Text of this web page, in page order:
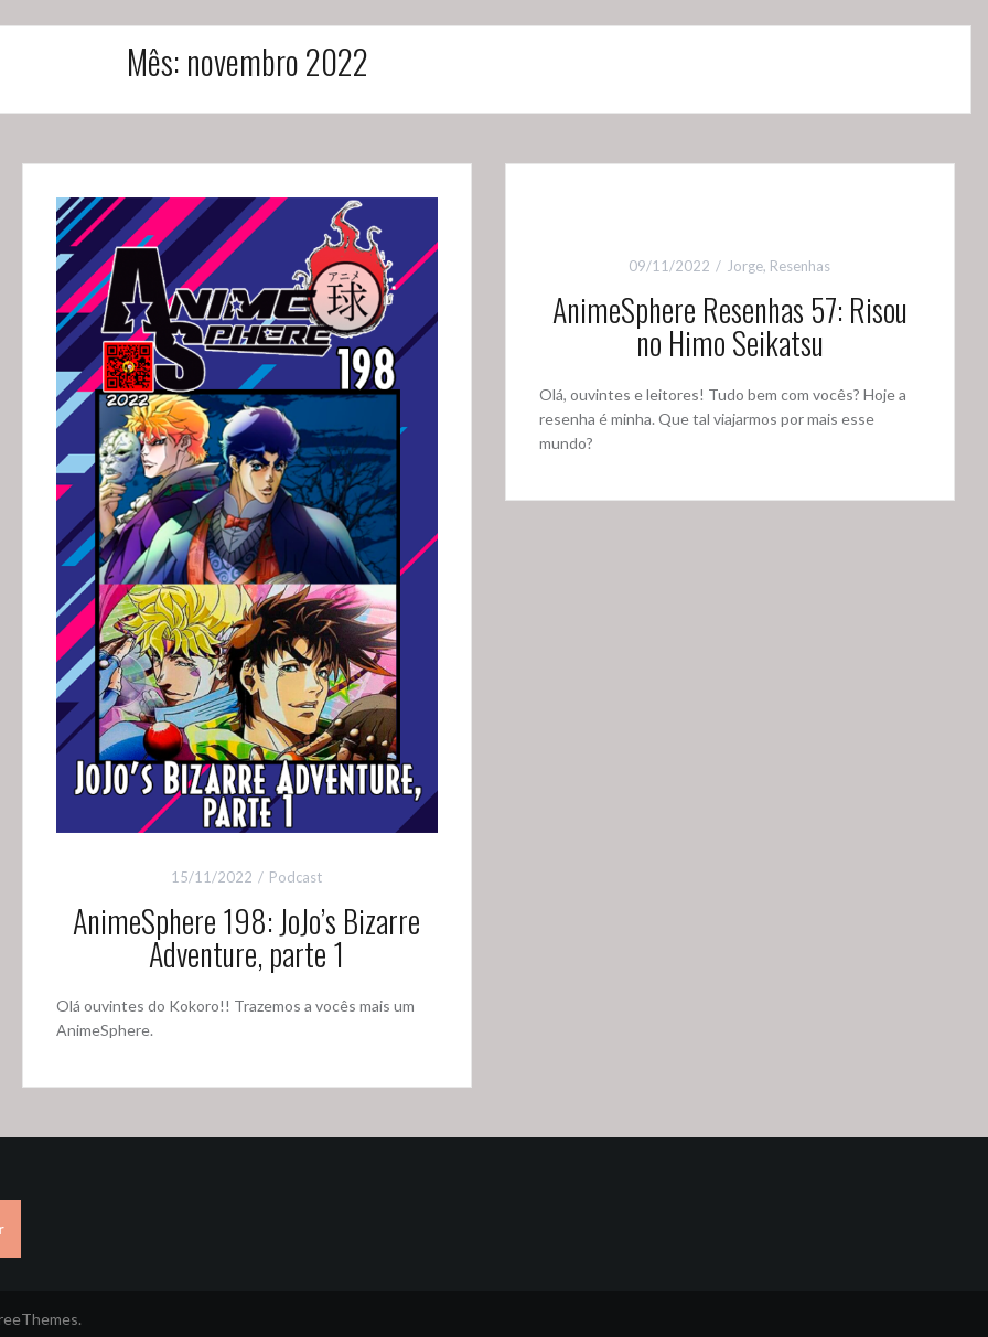
Mês: novembro 2022
15/11/2022 Podcast
AnimeSphere 198: JoJo’s Bizarre
Adventure, parte 1
Olá ouvintes do Kokoro!! Trazemos a vocês mais um
AnimeSphere.
09/11/2022 Jorge, Resenhas
AnimeSphere Resenhas 57: Risou
no Himo Seikatsu
Olá, ouvintes e leitores! Tudo bem com vocês? Hoje a
resenha é minha. Que tal viajarmos por mais esse
mundo?